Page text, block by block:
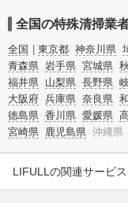
全国の特殊清掃業
全国 東京都 神奈川県
青森県 岩手県 宮城県
福井県 山梨県 長野県
大阪府 兵庫県 奈良県
徳島県 香川県 愛媛県
宮崎県 鹿児島県 沖縄県
LIFULLの関連サービス